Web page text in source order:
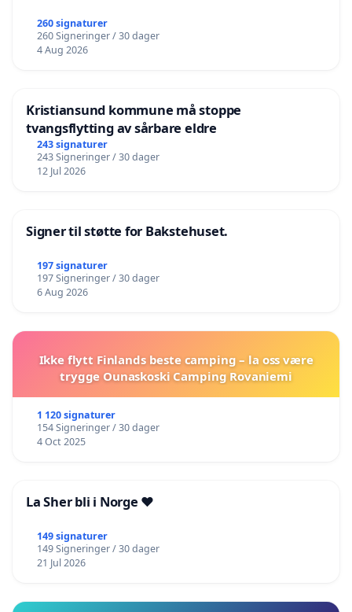
260 signaturer
260 Signeringer / 30 dager
4 Aug 2026
Kristiansund kommune må stoppe
tvangsflytting av sårbare eldre
243 signaturer
243 Signeringer / 30 dager
12 Jul 2026
Signer til støtte for Bakstehuset.
197 signaturer
197 Signeringer / 30 dager
6 Aug 2026
Ikke flytt Finlands beste camping – la oss være
trygge Ounaskoski Camping Rovaniemi
1 120 signaturer
154 Signeringer / 30 dager
4 Oct 2025
La Sher bli i Norge ❤️
149 signaturer
149 Signeringer / 30 dager
21 Jul 2026